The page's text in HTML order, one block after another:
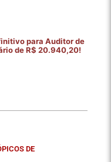
para Auditor de
de R$ 20.940,20!
DE